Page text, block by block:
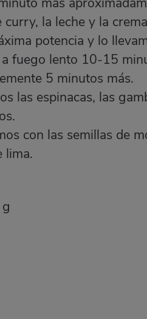
la leche y la
potencia y lo
fuego lento 10-15
5 minutos más.
las espinacas, las
con las semillas de
lima.